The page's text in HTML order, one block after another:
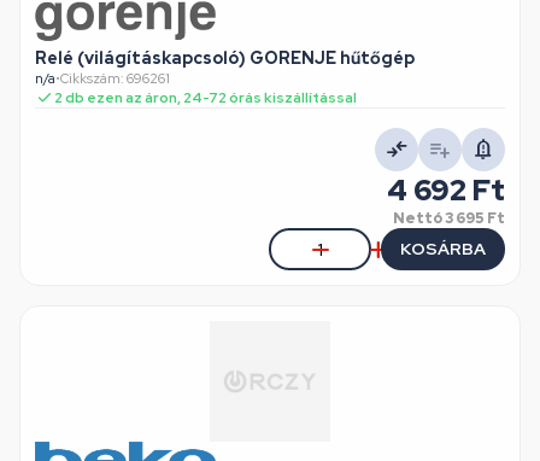
Relé (világításkapcsoló) GORENJE hűtőgép
n/a•Cikkszám: 696261
2 db ezen az áron, 24-72 órás kiszállítással
4 692 Ft
Nettó3 695 Ft
KOSÁRBA